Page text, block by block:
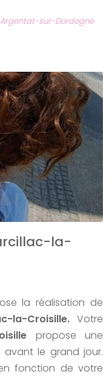
sur-Dordogne
la-
la réalisation de
la-Croisille.Votre
propose une
le grand jour.
fonction de votre